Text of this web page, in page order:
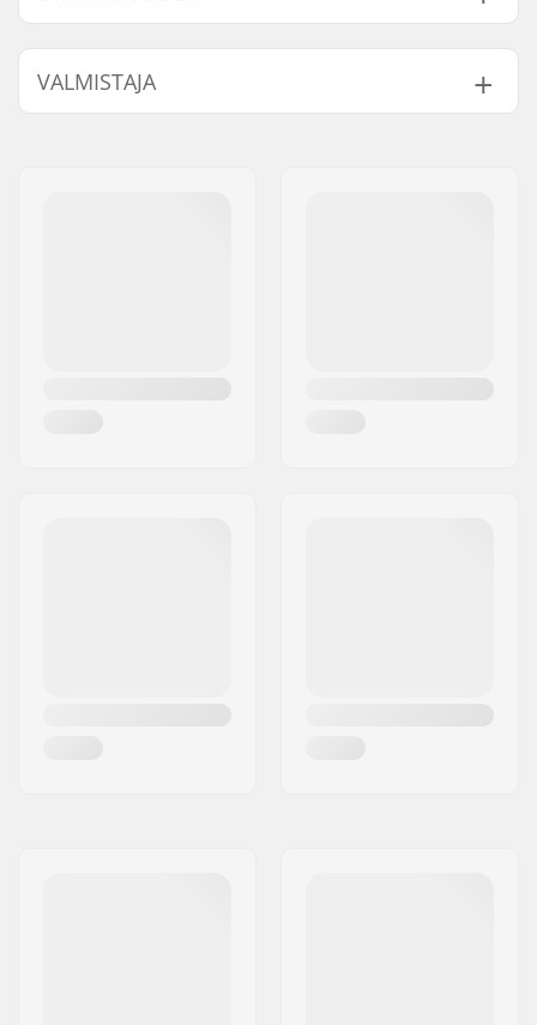
Renkaan halkaisija:
51mm, 53mm
Laakerit:
Renkaan kovuus:
99A
VALMISTAJA